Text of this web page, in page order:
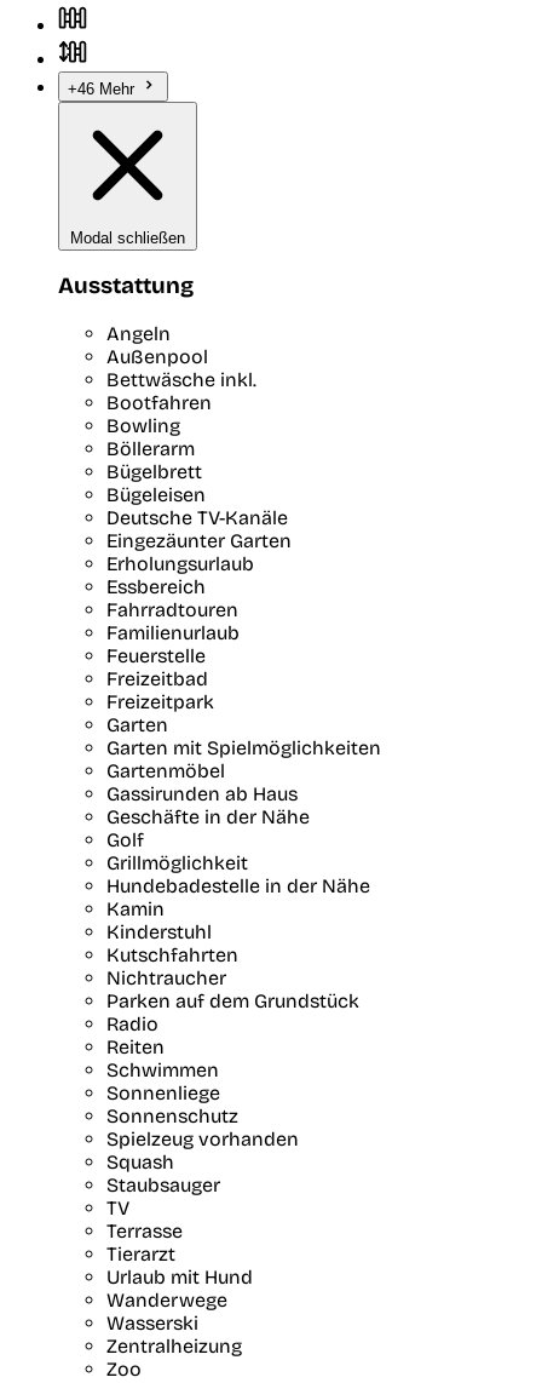
+46 Mehr
Modal schließen
Ausstattung
Angeln
Außenpool
Bettwäsche inkl.
Bootfahren
Bowling
Böllerarm
Bügelbrett
Bügeleisen
Deutsche TV-Kanäle
Eingezäunter Garten
Erholungsurlaub
Essbereich
Fahrradtouren
Familienurlaub
Feuerstelle
Freizeitbad
Freizeitpark
Garten
Garten mit Spielmöglichkeiten
Gartenmöbel
Gassirunden ab Haus
Geschäfte in der Nähe
Golf
Grillmöglichkeit
Hundebadestelle in der Nähe
Kamin
Kinderstuhl
Kutschfahrten
Nichtraucher
Parken auf dem Grundstück
Radio
Reiten
Schwimmen
Sonnenliege
Sonnenschutz
Spielzeug vorhanden
Squash
Staubsauger
TV
Terrasse
Tierarzt
Urlaub mit Hund
Wanderwege
Wasserski
Zentralheizung
Zoo